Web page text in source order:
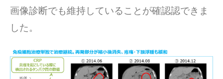
画像診断でも維持していることが確認認できま
した。